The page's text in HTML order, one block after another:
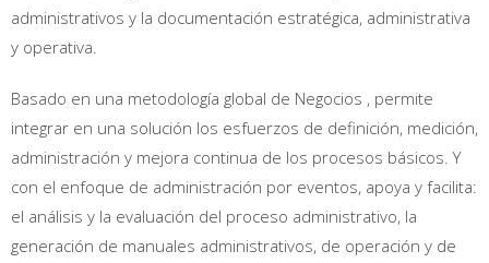
administrativos y la documentación estratégica, administrativa
y operativa.
Basado en una metodología global de Negocios , permite
integrar en una solución los esfuerzos de definición, medición,
administración y mejora continua de los procesos básicos. Y
con el enfoque de administración por eventos, apoya y facilita:
el análisis y la evaluación del proceso administrativo, la
generación de manuales administrativos, de operación y de